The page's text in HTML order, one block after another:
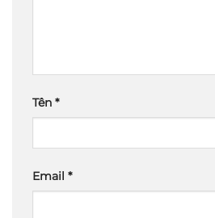
Tên *
Email *